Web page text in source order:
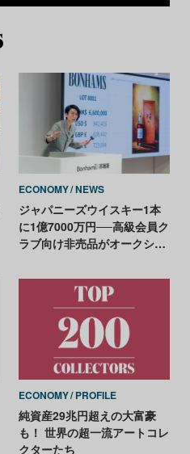
ECONOMY NEWS
ジャパニーズウイスキー1本
に1億7000万円──高級会員ク
ラブ向け非売品がオークショ
ECONOMY PROFILE
純資産29兆円超えの大富豪
も！ 世界の超一流アートコレ
クターたち